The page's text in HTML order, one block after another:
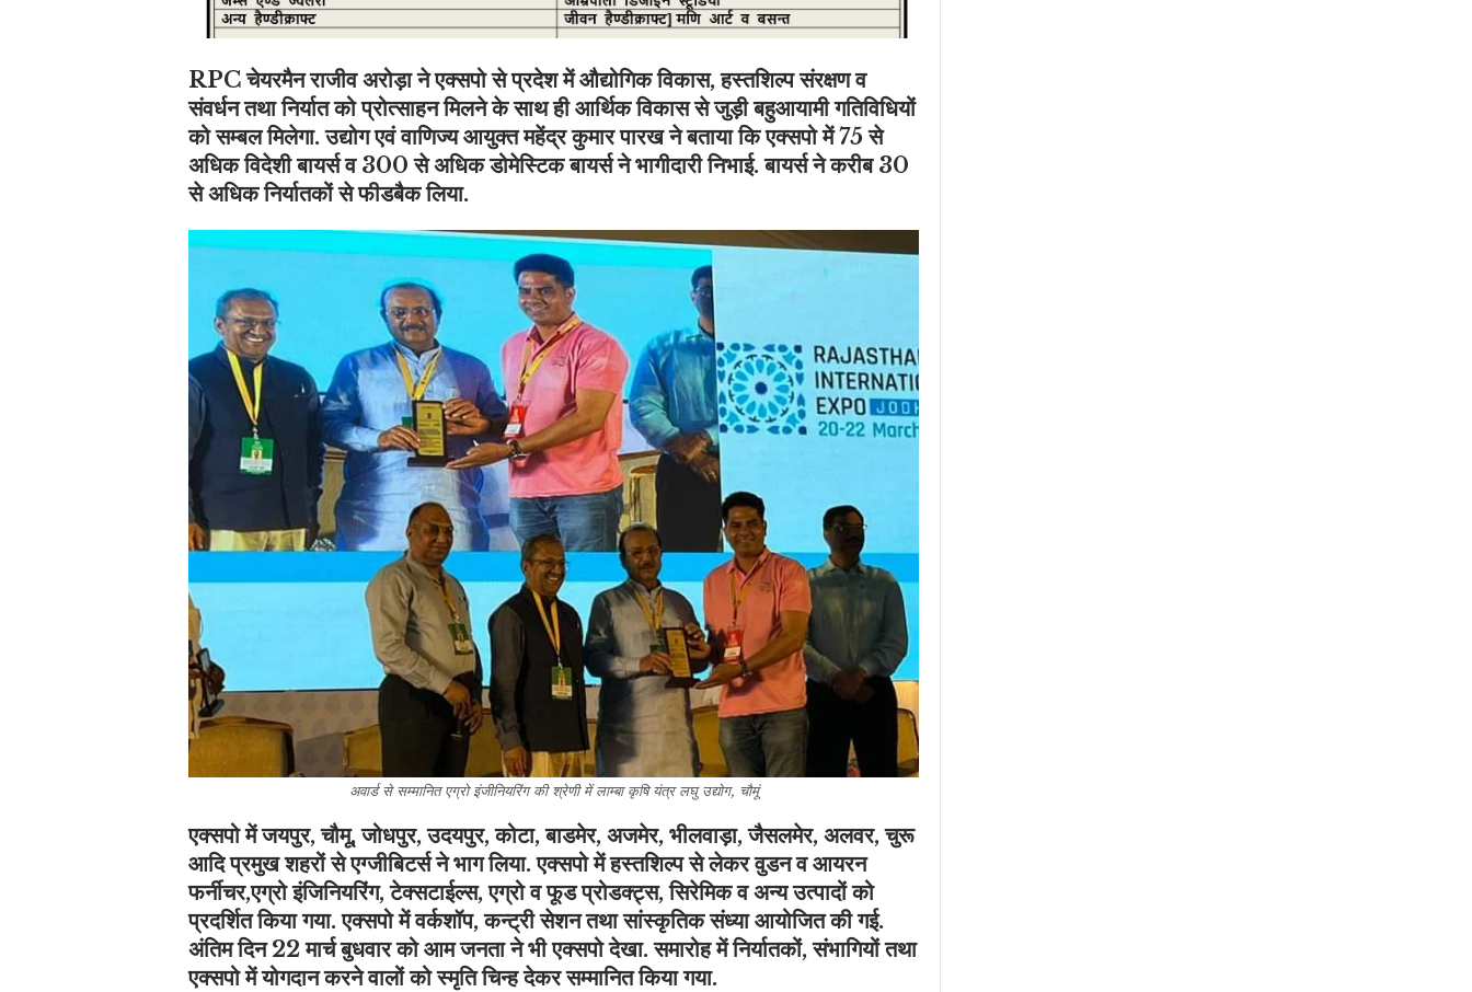
RPCचेयरमैन राजीव अरोड़ा ने एक्सपो से प्रदेश में औद्योगिक विकास, हस्तशिल्प संरक्षण व
संवर्धन तथा निर्यात को प्रोत्साहन मिलने के साथ ही आर्थिक विकास से जुड़ी बहुआयामी गतिविधियों
को सम्बल मिलेगा. उद्योग एवं वाणिज्य आयुक्त महेंद्र कुमार पारख ने बताया कि एक्सपो में 75 से
अधिक विदेशी बायर्स व 300 से अधिक डोमेस्टिक बायर्स ने भागीदारी निभाई. बायर्स ने करीब 30
से अधिक निर्यातकों से फीडबैक लिया.
अवार्ड से सम्मानित एग्रो इंजीनियरिंग की श्रेणी में लाम्बा कृषि यंत्र लघु उद्योग, चौमूं
एक्सपो में जयपुर, चौमू, जोधपुर, उदयपुर, कोटा, बाडमेर, अजमेर, भीलवाड़ा, जैसलमेर, अलवर, चुरू
आदि प्रमुख शहरों से एग्जीबिटर्स ने भाग लिया.एक्सपो में हस्तशिल्प से लेकर वुडन व आयरन
फर्नीचर,एग्रो इंजिनियरिंग, टेक्सटाईल्स, एग्रो व फूड प्रोडक्ट्स, सिरेमिक व अन्य उत्पादों को
प्रदर्शित किया गया. एक्सपो में वर्कशॉप, कन्ट्री सेशन तथा सांस्कृतिक संध्या आयोजित की गई.
अंतिम दिन 22 मार्च बुधवार को आम जनता ने भी एक्सपो देखा. समारोह में निर्यातकों, संभागियों तथा
एक्सपो में योगदान करने वालों को स्मृति चिन्ह देकर सम्मानित किया गया.